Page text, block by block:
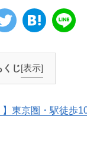
くじ[表示]
東京圏・駅徒歩